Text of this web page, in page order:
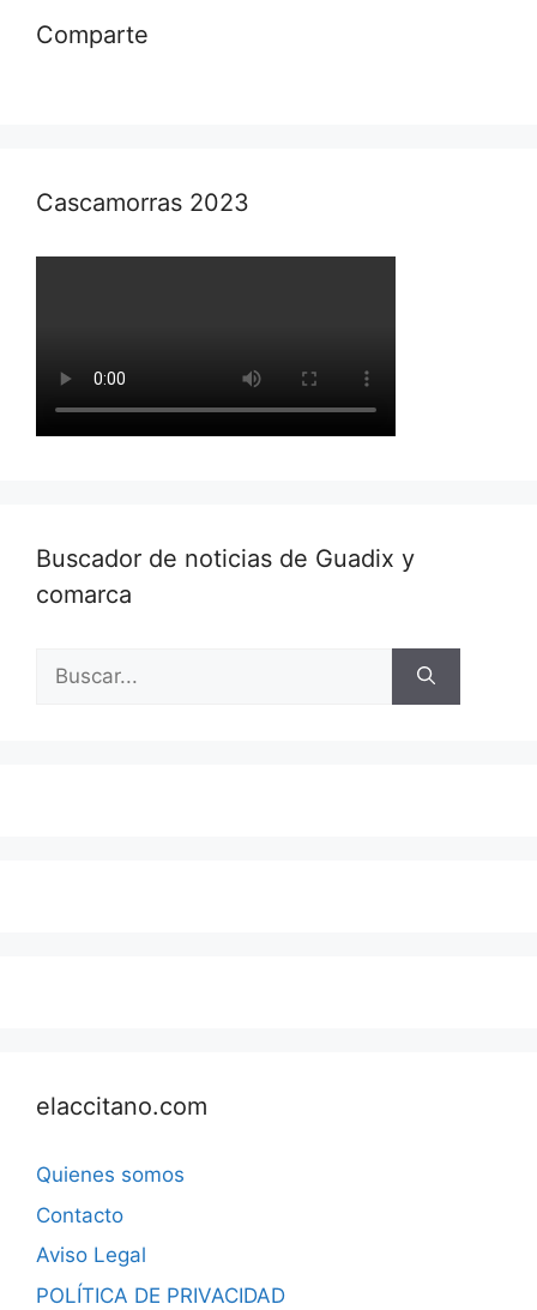
Comparte
Cascamorras 2023
Buscador de noticias de Guadix y
comarca
Buscar:
elaccitano.com
Quienes somos
Contacto
Aviso Legal
POLÍTICA DE PRIVACIDAD